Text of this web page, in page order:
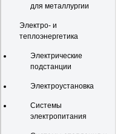
для металлургии
Электро- и
теплоэнергетика
Электрические
подстанции
Электроустановка
Системы
электропитания